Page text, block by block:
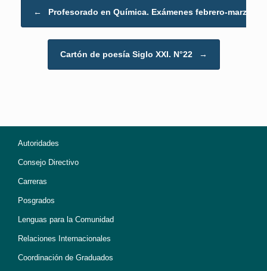
← Profesorado en Química. Exámenes febrero-marzo.…
Cartón de poesía Siglo XXI. N°22 →
Autoridades
Consejo Directivo
Carreras
Posgrados
Lenguas para la Comunidad
Relaciones Internacionales
Coordinación de Graduados